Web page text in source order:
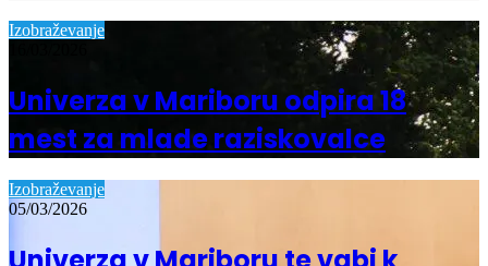
Izobraževanje
Univerza v Mariboru odpira 18
mest za mlade raziskovalce
Izobraževanje
05/03/2026